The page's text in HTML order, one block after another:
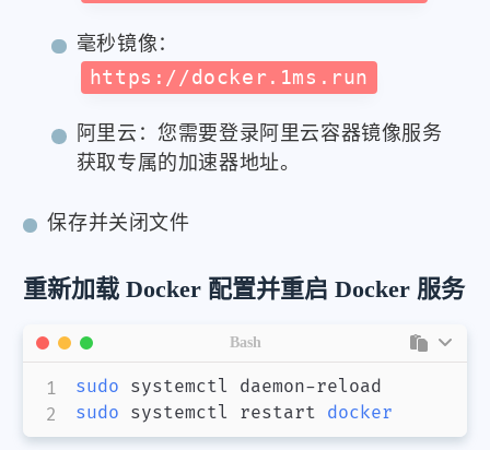
毫秒镜像：
https://docker.1ms.run
阿里云：您需要登录阿里云容器镜像服务
获取专属的加速器地址。
保存并关闭文件
重新加载 Docker 配置并重启 Docker 服务
sudo
sudo systemctl restart docker
Bash